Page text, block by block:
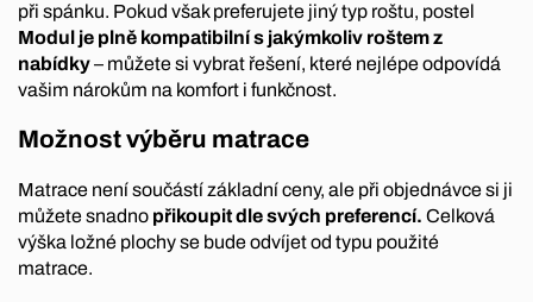
při spánku. Pokud však preferujete jiný typ roštu, postel
Modul je plně kompatibilní s jakýmkoliv roštem z
nabídky– můžete si vybrat řešení, které nejlépe odpovídá
vašim nárokům na komfort i funkčnost.
Možnost výběru matrace
Matrace není součástí základní ceny, ale při objednávce si ji
můžete snadno přikoupit dle svých preferencí. Celková
výška ložné plochy se bude odvíjet od typu použité
matrace.